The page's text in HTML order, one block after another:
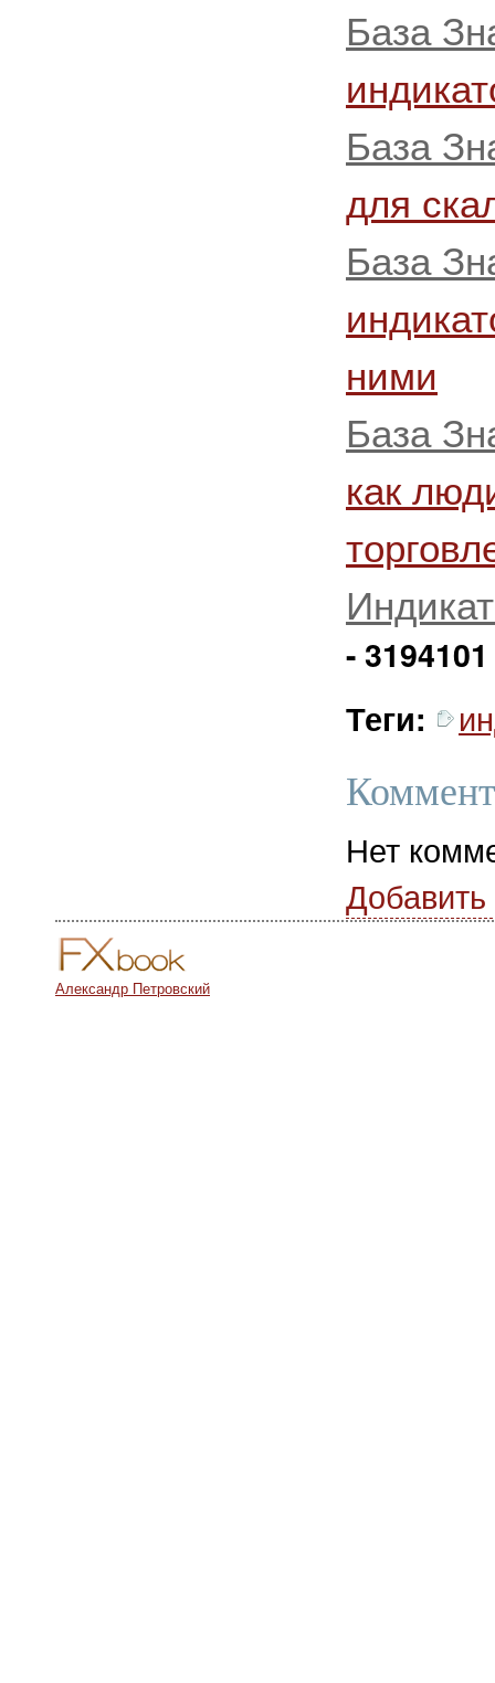
База
База
для
База
ними
База
как
- 3194101
Теги:
Нет
Александр Петровский